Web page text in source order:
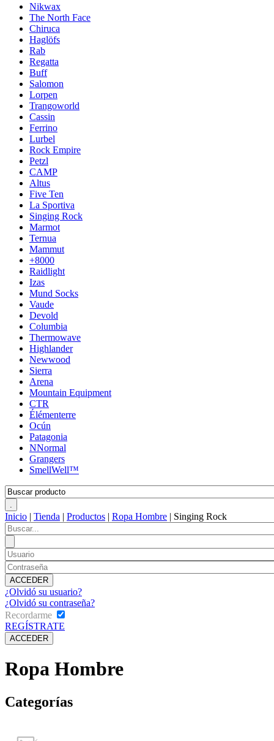
Nikwax
The North Face
Chiruca
Haglöfs
Rab
Regatta
Buff
Salomon
Lorpen
Trangoworld
Cassin
Ferrino
Lurbel
Rock Empire
Petzl
CAMP
Altus
Five Ten
La Sportiva
Singing Rock
Marmot
Ternua
Mammut
+8000
Raidlight
Izas
Mund Socks
Vaude
Devold
Columbia
Thermowave
Highlander
Newwood
Sierra
Arena
Mountain Equipment
CTR
Élémenterre
Ocún
Patagonia
NNormal
Grangers
SmellWell™
Inicio | Tienda | Productos | Ropa Hombre | Singing Rock
¿Olvidó su usuario?
¿Olvidó su contraseña?
Recordarme
REGÍSTRATE
Ropa Hombre
Categorías